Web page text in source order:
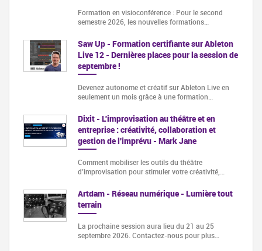
Formation en visioconférence : Pour le second
semestre 2026, les nouvelles formations…
Saw Up - Formation certifiante sur Ableton
Live 12 - Dernières places pour la session de
septembre !
Devenez autonome et créatif sur Ableton Live en
seulement un mois grâce à une formation…
Dixit - L'improvisation au théâtre et en
entreprise : créativité, collaboration et
gestion de l'imprévu - Mark Jane
Comment mobiliser les outils du théâtre
d’improvisation pour stimuler votre créativité,…
Artdam - Réseau numérique - Lumière tout
terrain
La prochaine session aura lieu du 21 au 25
septembre 2026. Contactez-nous pour plus…